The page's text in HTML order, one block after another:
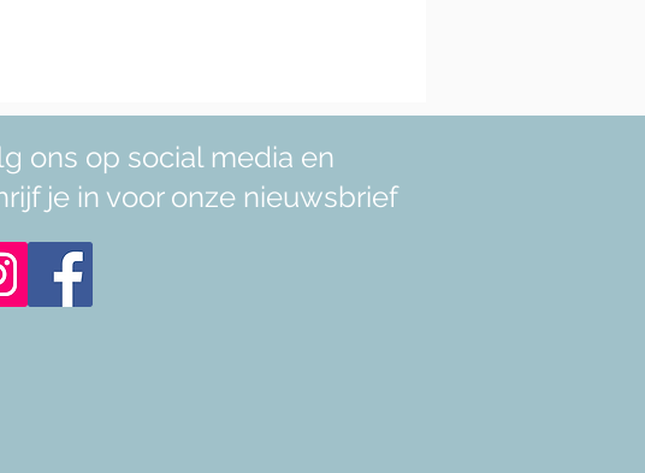
ons op social media en
je in voor onze nieuwsbrief